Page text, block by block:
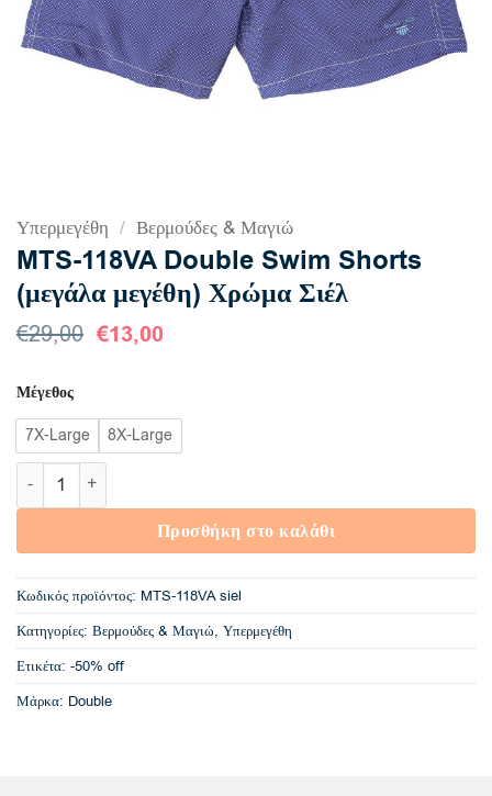
Υπερμεγέθη / Βερμούδες & Μαγιώ
MTS-118VA Double Swim Shorts
(μεγάλα μεγέθη) Χρώμα Σιέλ
€29,00 Original
price
€13,00
€13,00.
Μέγεθος
7X-Large 8X-Large
MTS-118VA Double Swim Shorts (μεγάλα μεγέθη) Χρώμα Σιέλ
Προσθήκη στο καλάθι
Κωδικός προϊόντος: MTS-118VA siel
Κατηγορίες: Βερμούδες & Μαγιώ, Υπερμεγέθη
Ετικέτα: -50% off
Μάρκα: Double